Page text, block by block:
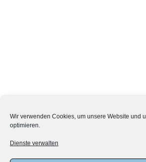
Wir verwenden Cookies, um unsere Website und
optimieren.
Dienste verwalten